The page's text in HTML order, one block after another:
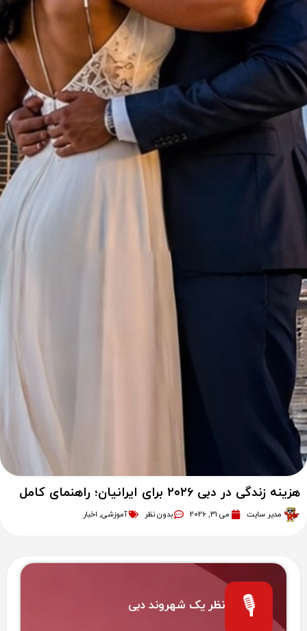
هزینه زندگی در دبی ۲۰۲۶ برای ایرانیان؛ راهنمای کامل
مدیر سایت می 31, 2026 بدون نظر آموزشی, اخبار
🎙️ نظر یک شهروند دبی